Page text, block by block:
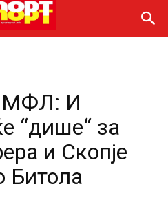
И
“дише“ за
и Скопје
Битола